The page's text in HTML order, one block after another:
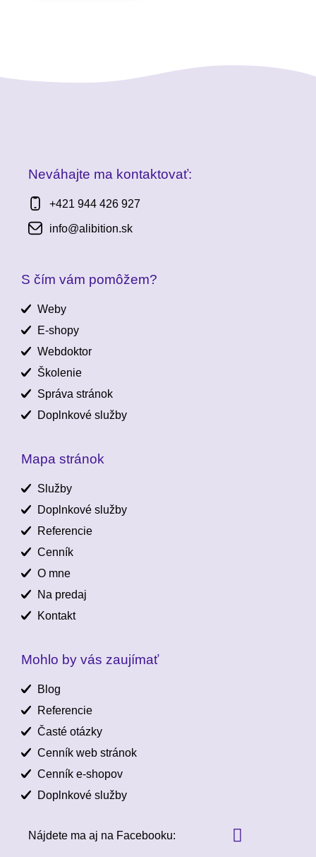
Neváhajte ma kontaktovať:
+421 944 426 927
info@alibition.sk
S čím vám pomôžem?
Weby
E-shopy
Webdoktor
Školenie
Správa stránok
Doplnkové služby
Mapa stránok
Služby
Doplnkové služby
Referencie
Cenník
O mne
Na predaj
Kontakt
Mohlo by vás zaujímať
Blog
Referencie
Časté otázky
Cenník web stránok
Cenník e-shopov
Doplnkové služby
Nájdete ma aj na Facebooku: